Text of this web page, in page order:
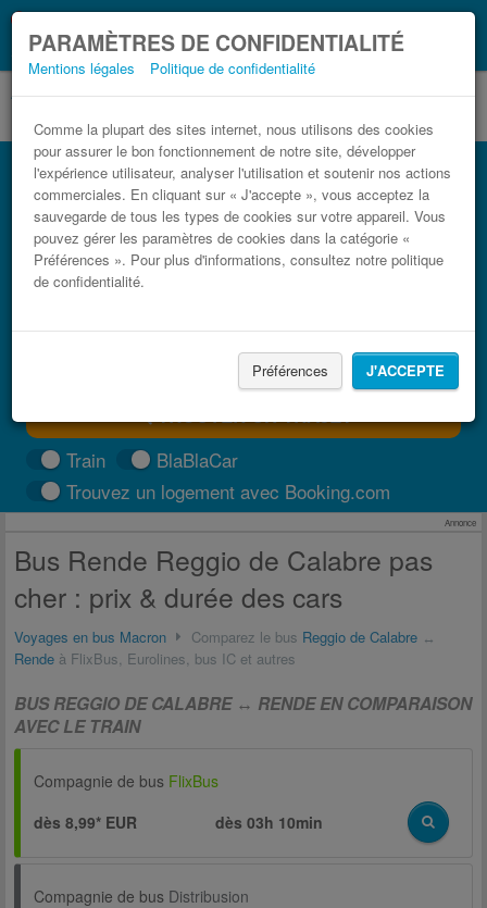
PARAMÈTRES DE CONFIDENTIALITÉ
Mentions légales Politique de confidentialité
Comme la plupart des sites internet, nous utilisons des cookies
pour assurer le bon fonctionnement de notre site, développer
l'expérience utilisateur, analyser l'utilisation et soutenir nos actions
commerciales. En cliquant sur « J'accepte », vous acceptez la
sauvegarde de tous les types de cookies sur votre appareil. Vous
pouvez gérer les paramètres de cookies dans la catégorie «
Préférences ». Pour plus d'informations, consultez notre politique
de confidentialité.
Préférences J'ACCEPTE
Coronavirus (COVID-19):Ce que vous devez
savoir, lorsque vous voyagez
Bus Reggio de Calabre Rende pas cher
Trouvez votre billet de bus moins cher
TROUVER UN TRAJET
Train
BlaBlaCar
Trouvez un logement avec Booking.com
Annonce
Bus Rende Reggio de Calabre pas
cher : prix & durée des cars
Voyages en bus Macron Comparez le bus Reggio de Calabre ↔
Rende à FlixBus, Eurolines, bus IC et autres
BUS REGGIO DE CALABRE ↔ RENDE EN COMPARAISON
AVEC LE TRAIN
Compagnie de bus FlixBus
dès 8,99* EUR
dès03h 10min
Compagnie de bus Distribusion